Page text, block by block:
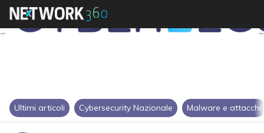
Ultimi articoli Cybersecurity Nazionale Malware e attacchi